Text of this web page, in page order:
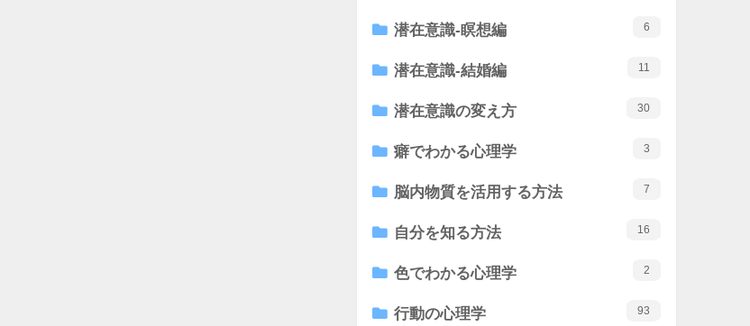
潜在意識-瞑想編 6
潜在意識-結婚編 11
潜在意識の変え方 30
癖でわかる心理学 3
脳内物質を活用する方法 7
自分を知る方法 16
色でわかる心理学 2
行動の心理学 93